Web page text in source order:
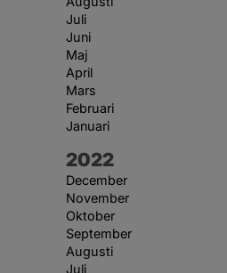
Juli
Juni
Maj
April
Mars
Februari
Januari
År:
2022
December
November
Oktober
September
Augusti
Juli